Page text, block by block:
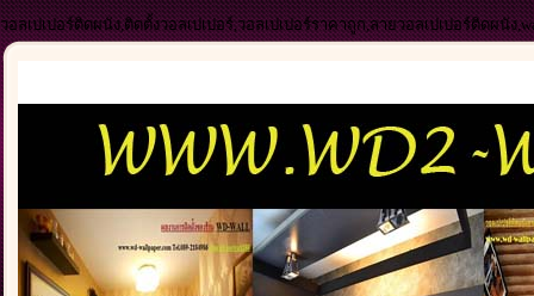
วอลเปเปอร์ติดผนัง,ติดตั้งวอลเปเปอร์,วอลเปเปอร์ราคาถูก,ลายวอลเปเปอร์ติดผนั